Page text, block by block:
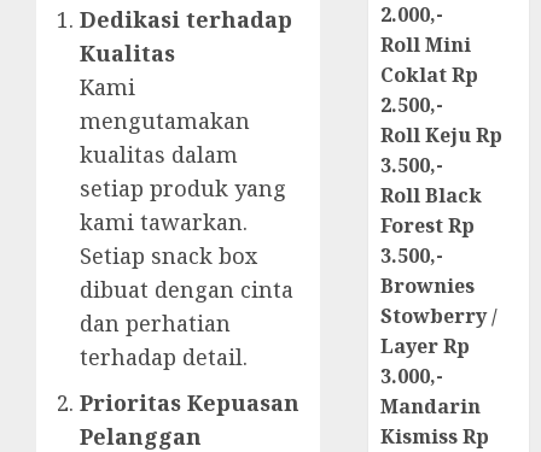
Dedikasi terhadap
Kualitas
Kami
mengutamakan
kualitas dalam
setiap produk yang
kami tawarkan.
Setiap snack box
dibuat dengan cinta
dan perhatian
terhadap detail.
Prioritas Kepuasan
Pelanggan
2.000,-
Roll Mini
Coklat Rp
2.500,-
Roll Keju Rp
3.500,-
Roll Black
Forest Rp
3.500,-
Brownies
Stowberry /
Layer Rp
3.000,-
Mandarin
Kismiss Rp